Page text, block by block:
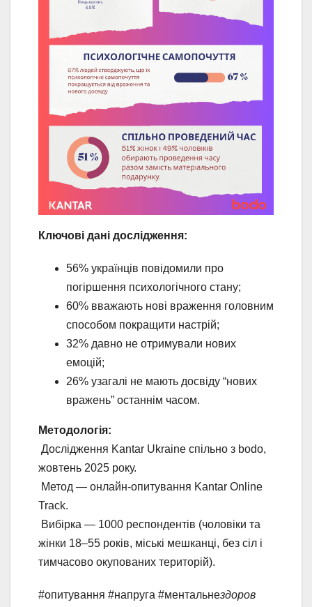
Ключові дані дослідження:
56% українців повідомили про
погіршення психологічного стану;
60% вважають нові враження головним
способом покращити настрій;
32% давно не отримували нових
емоцій;
26% узагалі не мають досвіду “нових
вражень” останнім часом.
Методологія:
Дослідження Kantar Ukraine спільно з bodo,
жовтень 2025 року.
Метод — онлайн-опитування Kantar Online
Track.
Вибірка — 1000 респондентів (чоловіки та
жінки 18–55 років, міські мешканці, без сіл і
тимчасово окупованих територій).
#опитування #напруга #ментальнездоров